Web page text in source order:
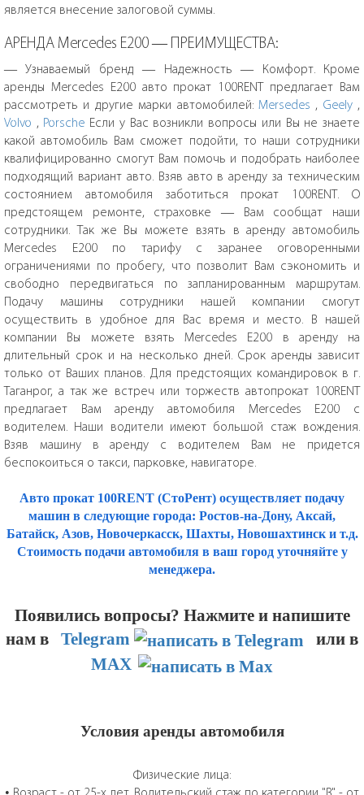
является внесение залоговой суммы.
АРЕНДА Mercedes E200 — ПРЕИМУЩЕСТВА:
— Узнаваемый бренд — Надежность — Комфорт. Кроме
аренды Mercedes E200 авто прокат 100RENT предлагает Вам
рассмотреть и другие марки автомобилей: Mersedes , Geely,
Volvo , Porsche Если у Вас возникли вопросы или Вы не знаете
какой автомобиль Вам сможет подойти, то наши сотрудники
квалифицированно смогут Вам помочь и подобрать наиболее
подходящий вариант авто. Взяв авто в аренду за техническим
состоянием автомобиля заботиться прокат 100RENT. О
предстоящем ремонте, страховке — Вам сообщат наши
сотрудники. Так же Вы можете взять в аренду автомобиль
Mercedes E200 по тарифу с заранее оговоренными
ограничениями по пробегу, что позволит Вам сэкономить и
свободно передвигаться по запланированным маршрутам.
Подачу машины сотрудники нашей компании смогут
осуществить в удобное для Вас время и место. В нашей
компании Вы можете взять Mercedes E200 в аренду на
длительный срок и на несколько дней. Срок аренды зависит
только от Ваших планов. Для предстоящих командировок в г.
Таганрог, а так же встреч или торжеств автопрокат 100RENT
предлагает Вам аренду автомобиля Mercedes E200 с
водителем. Наши водители имеют большой стаж вождения.
Взяв машину в аренду с водителем Вам не придется
беспокоиться о такси, парковке, навигаторе.
Авто прокат 100RENT (СтоРент) осуществляет подачу
машин в следующие города: Ростов-на-Дону, Аксай,
Батайск, Азов, Новочеркасск, Шахты, Новошахтинск и т.д.
Стоимость подачи автомобиля в ваш город уточняйте у
менеджера.
Появились вопросы? Нажмите и напишите
нам в Telegram
или в
MAX
Условия аренды автомобиля
Физические лица: